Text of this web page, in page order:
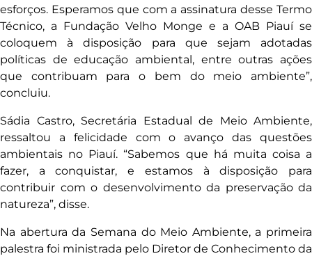
esforços. Esperamos que com a assinatura desse Termo
Técnico, a Fundação Velho Monge e a OAB Piauí se
coloquem à disposição para que sejam adotadas
políticas de educação ambiental, entre outras ações
que contribuam para o bem do meio ambiente”,
concluiu.
Sádia Castro, Secretária Estadual de Meio Ambiente,
ressaltou a felicidade com o avanço das questões
ambientais no Piauí. “Sabemos que há muita coisa a
fazer, a conquistar, e estamos à disposição para
contribuir com o desenvolvimento da preservação da
natureza”, disse.
Na abertura da Semana do Meio Ambiente, a primeira
palestra foi ministrada pelo Diretor de Conhecimento da